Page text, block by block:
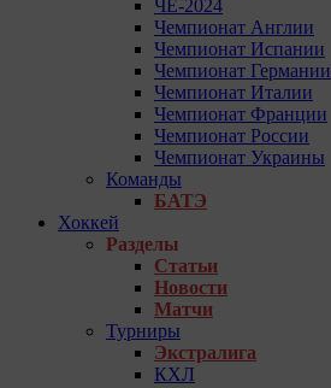
ЧЕ-2024
Чемпионат Англии
Чемпионат Испании
Чемпионат Германии
Чемпионат Италии
Чемпионат Франции
Чемпионат России
Чемпионат Украины
Команды
БАТЭ
Хоккей
Разделы
Статьи
Новости
Матчи
Турниры
Экстралига
КХЛ